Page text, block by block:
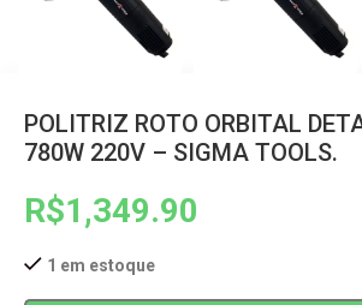
POLITRIZ ROTO ORBITAL
780W 220V – SIGMA TOOLS.
R$1,349.90
1 em estoque